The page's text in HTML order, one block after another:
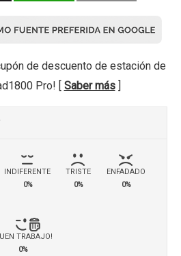
de descuento de estación de
Pro! [ Saber más]
INDIFERENTE
0%
TRISTE
0%
ENFADADO
0%
TRABAJO!
0%